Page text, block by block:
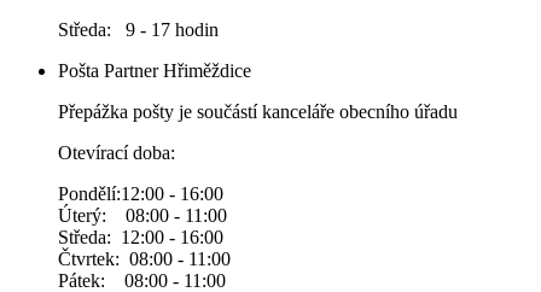
Středa: 9 - 17 hodin
Pošta Partner Hřiměždice
Přepážka pošty je součástí kanceláře obecního úřadu
Otevírací doba:
Pondělí:12:00 - 16:00
Úterý: 08:00 - 11:00
Středa: 12:00 - 16:00
Čtvrtek: 08:00 - 11:00
Pátek: 08:00 - 11:00